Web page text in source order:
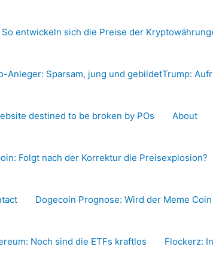
So entwickeln sich die Preise der
Anleger: Sparsam, jung und gebildetTrump:
destined to be broken by POs About
Folgt nach der Korrektur die Preisexplosion?
Dogecoin Prognose: Wird der Meme
Noch sind die ETFs kraftlos Flockerz: